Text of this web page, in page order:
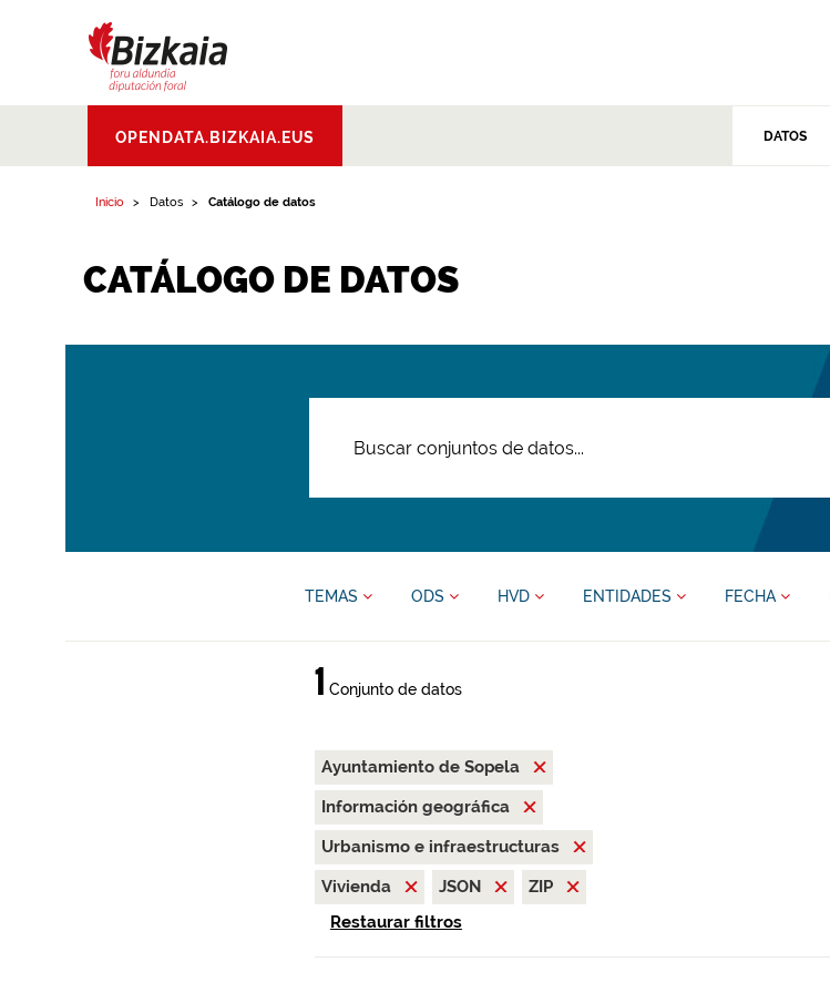
Aldundia.Diputacion
Foral de Bizkaia
OPENDATA.BIZKAIA.EUS DATOS
Inicio Datos Catálogo de datos
CATÁLOGO DE DATOS
TEMAS ODS HVD ENTIDADES FECHA
1 Conjunto de datos
Ayuntamiento de Sopela
Información geográfica
Urbanismo e infraestructuras
Vivienda
JSON
ZIP
Restaurar filtros